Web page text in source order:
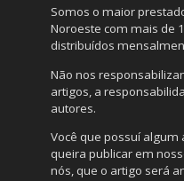
Somos o maior
Noroeste com mais de
distribuídos
Não nos
artigos, a
autores.
Você que possuí
queira publicar em
nós, que o artigo será